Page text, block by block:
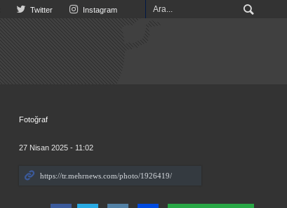
Twitter Instagram
Fotoğraf
27 Nisan 2025 - 11:02